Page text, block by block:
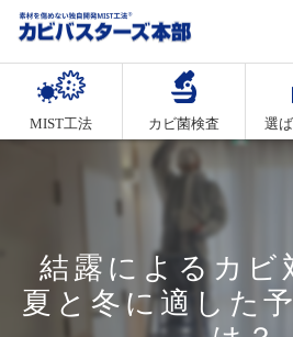
MIST工法 カビ菌検査 選
結露によるカビ
夏と冬に適した